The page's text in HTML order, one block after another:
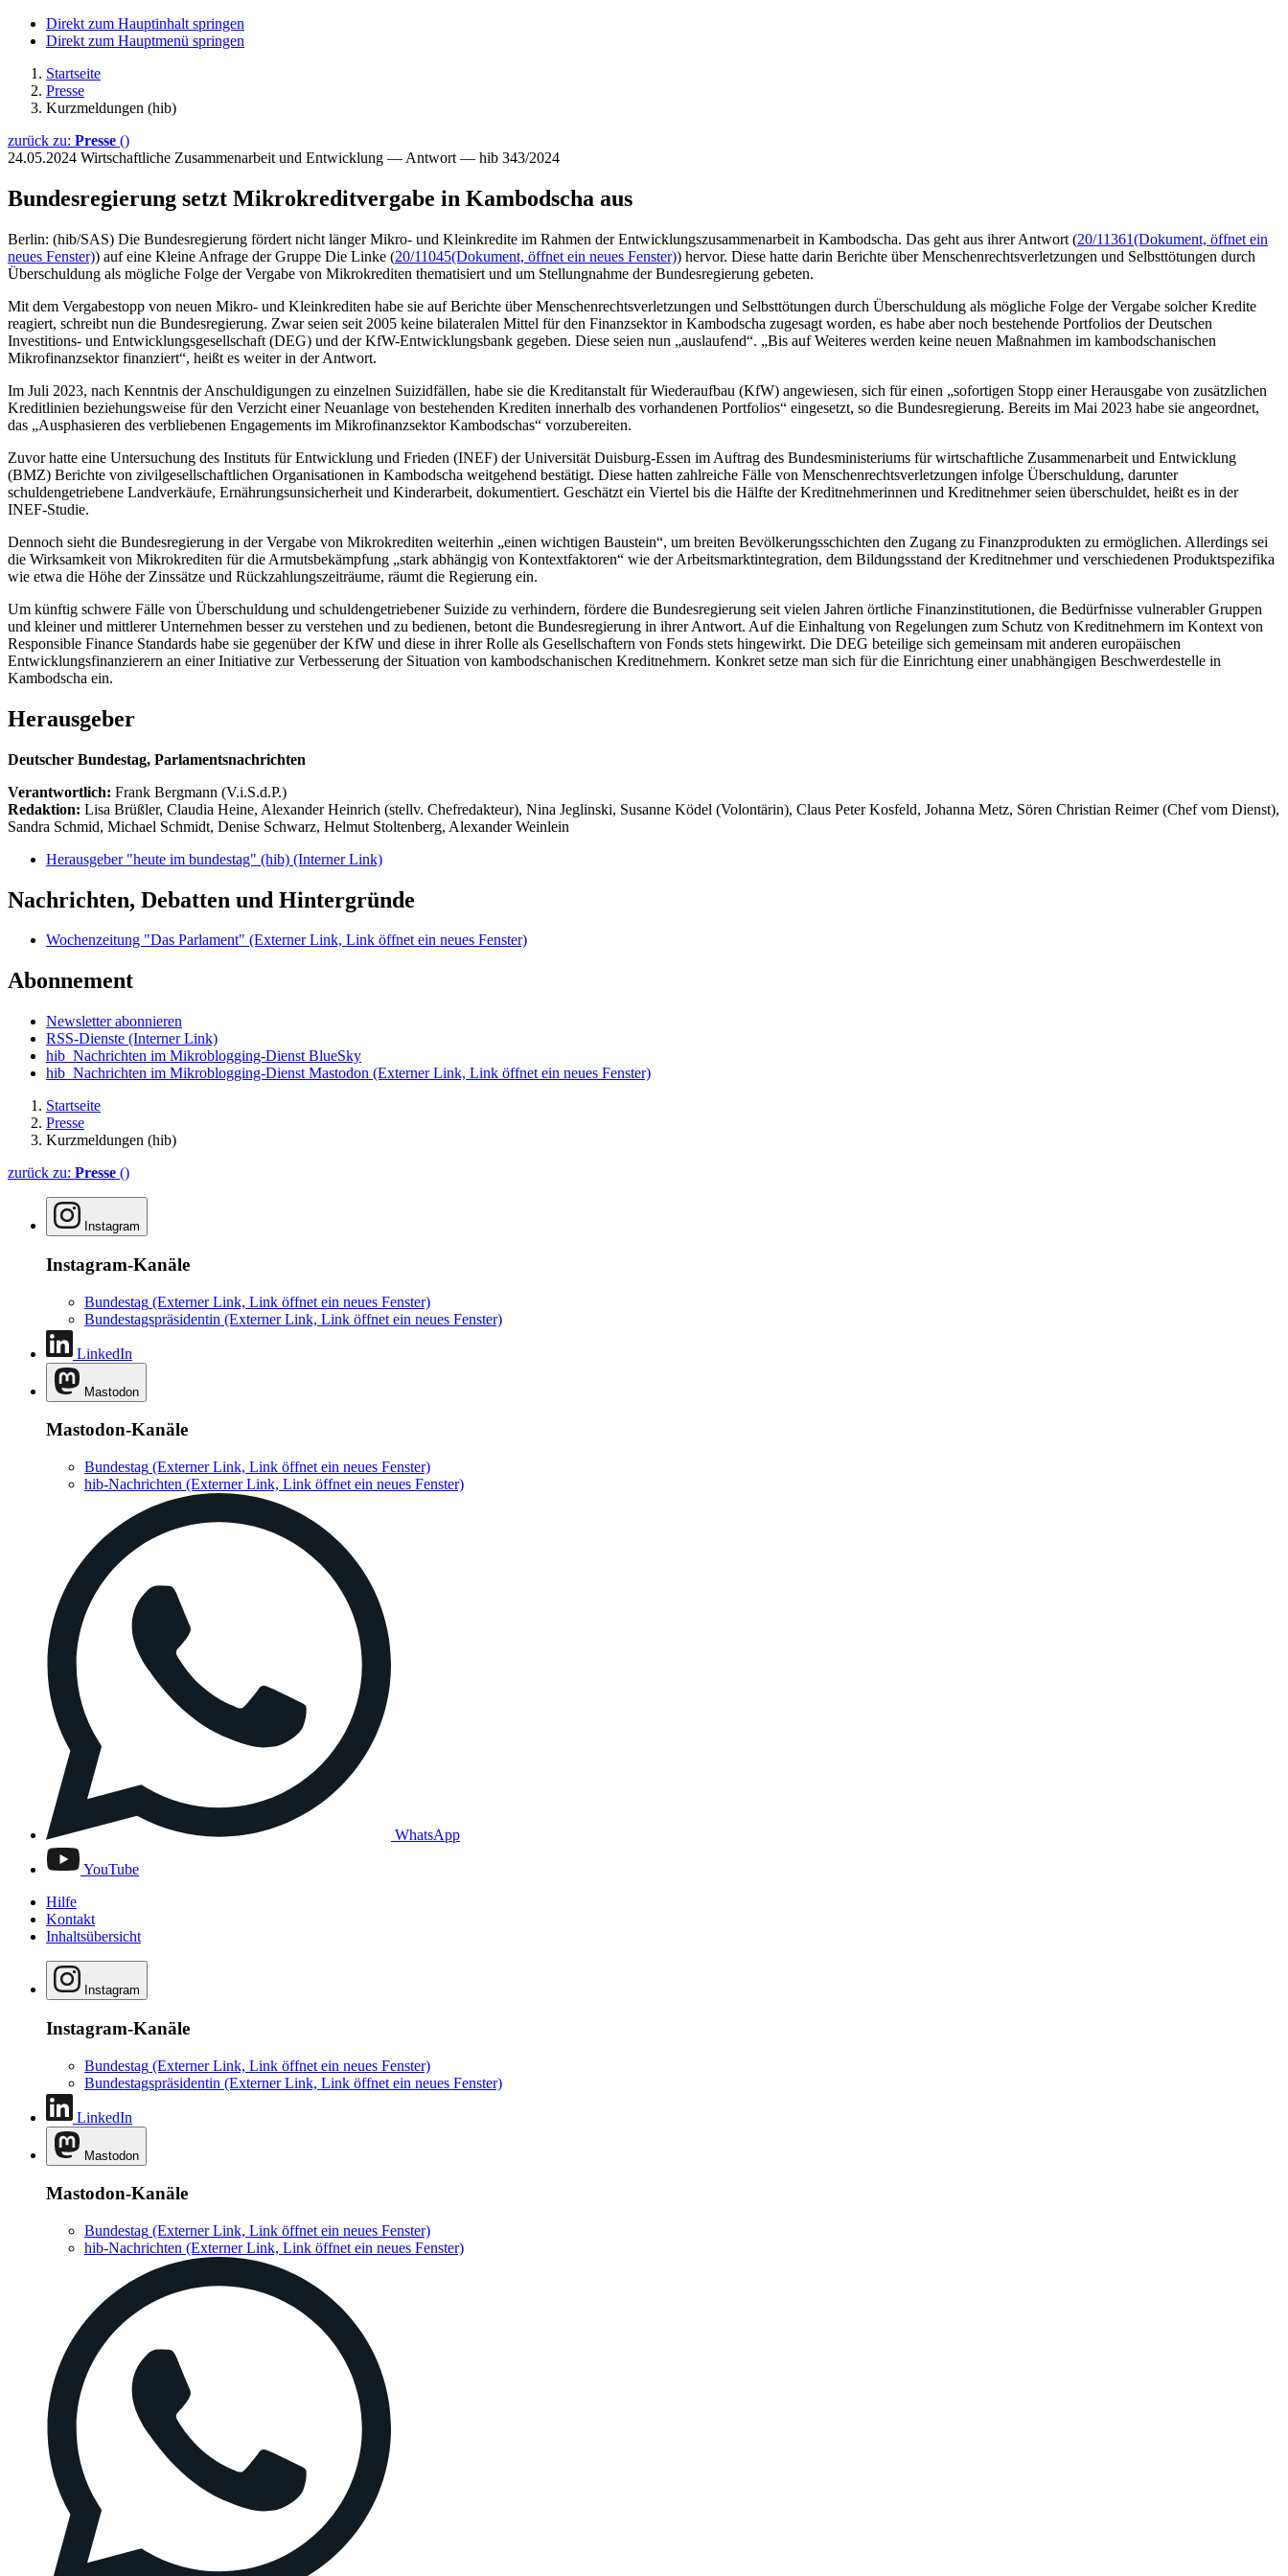
Direkt zum Hauptinhalt springen
Direkt zum Hauptmenü springen
Startseite
Presse
Kurzmeldungen (hib)
zurück zu: Presse ()
24.05.2024 Wirtschaftliche Zusammenarbeit und Entwicklung — Antwort — hib 343/2024
Bundesregierung setzt Mikrokreditvergabe in Kambodscha aus
Berlin: (hib/SAS) Die Bundesregierung fördert nicht länger Mikro- und Kleinkredite im Rahmen der Entwicklungszusammenarbeit in Kambodscha. Das geht aus ihrer Antwort (20/11361(Dokument, öffnet ein
neues Fenster)) auf eine Kleine Anfrage der Gruppe Die Linke (20/11045(Dokument, öffnet ein neues Fenster)) hervor. Diese hatte darin Berichte über Menschenrechtsverletzungen und Selbsttötungen durch
Überschuldung als mögliche Folge der Vergabe von Mikrokrediten thematisiert und um Stellungnahme der Bundesregierung gebeten.
Mit dem Vergabestopp von neuen Mikro- und Kleinkrediten habe sie auf Berichte über Menschenrechtsverletzungen und Selbsttötungen durch Überschuldung als mögliche Folge der Vergabe solcher Kredite
reagiert, schreibt nun die Bundesregierung. Zwar seien seit 2005 keine bilateralen Mittel für den Finanzsektor in Kambodscha zugesagt worden, es habe aber noch bestehende Portfolios der Deutschen
Investitions- und Entwicklungsgesellschaft (DEG) und der KfW-Entwicklungsbank gegeben. Diese seien nun „auslaufend“. „Bis auf Weiteres werden keine neuen Maßnahmen im kambodschanischen
Mikrofinanzsektor finanziert“, heißt es weiter in der Antwort.
Im Juli 2023, nach Kenntnis der Anschuldigungen zu einzelnen Suizidfällen, habe sie die Kreditanstalt für Wiederaufbau (KfW) angewiesen, sich für einen „sofortigen Stopp einer Herausgabe von zusätzlichen
Kreditlinien beziehungsweise für den Verzicht einer Neuanlage von bestehenden Krediten innerhalb des vorhandenen Portfolios“ eingesetzt, so die Bundesregierung. Bereits im Mai 2023 habe sie angeordnet,
das „Ausphasieren des verbliebenen Engagements im Mikrofinanzsektor Kambodschas“ vorzubereiten.
Zuvor hatte eine Untersuchung des Instituts für Entwicklung und Frieden (INEF) der Universität Duisburg-Essen im Auftrag des Bundesministeriums für wirtschaftliche Zusammenarbeit und Entwicklung
(BMZ) Berichte von zivilgesellschaftlichen Organisationen in Kambodscha weitgehend bestätigt. Diese hatten zahlreiche Fälle von Menschenrechtsverletzungen infolge Überschuldung, darunter
schuldengetriebene Landverkäufe, Ernährungsunsicherheit und Kinderarbeit, dokumentiert. Geschätzt ein Viertel bis die Hälfte der Kreditnehmerinnen und Kreditnehmer seien überschuldet, heißt es in der
INEF-Studie.
Dennoch sieht die Bundesregierung in der Vergabe von Mikrokrediten weiterhin „einen wichtigen Baustein“, um breiten Bevölkerungsschichten den Zugang zu Finanzprodukten zu ermöglichen. Allerdings sei
die Wirksamkeit von Mikrokrediten für die Armutsbekämpfung „stark abhängig von Kontextfaktoren“ wie der Arbeitsmarktintegration, dem Bildungsstand der Kreditnehmer und verschiedenen Produktspezifika
wie etwa die Höhe der Zinssätze und Rückzahlungszeiträume, räumt die Regierung ein.
Um künftig schwere Fälle von Überschuldung und schuldengetriebener Suizide zu verhindern, fördere die Bundesregierung seit vielen Jahren örtliche Finanzinstitutionen, die Bedürfnisse vulnerabler Gruppen
und kleiner und mittlerer Unternehmen besser zu verstehen und zu bedienen, betont die Bundesregierung in ihrer Antwort. Auf die Einhaltung von Regelungen zum Schutz von Kreditnehmern im Kontext von
Responsible Finance Standards habe sie gegenüber der KfW und diese in ihrer Rolle als Gesellschaftern von Fonds stets hingewirkt. Die DEG beteilige sich gemeinsam mit anderen europäischen
Entwicklungsfinanzierern an einer Initiative zur Verbesserung der Situation von kambodschanischen Kreditnehmern. Konkret setze man sich für die Einrichtung einer unabhängigen Beschwerdestelle in
Kambodscha ein.
Herausgeber
Deutscher Bundestag, Parlamentsnachrichten
Verantwortlich: Frank Bergmann (V.i.S.d.P.)
Redaktion: Lisa Brüßler, Claudia Heine, Alexander Heinrich (stellv. Chefredakteur), Nina Jeglinski, Susanne Ködel (Volontärin), Claus Peter Kosfeld, Johanna Metz, Sören Christian Reimer (Chef vom Dienst),
Sandra Schmid, Michael Schmidt, Denise Schwarz, Helmut Stoltenberg, Alexander Weinlein
Herausgeber "heute im bundestag" (hib) (Interner Link)
Nachrichten, Debatten und Hintergründe
Wochenzeitung "Das Parlament" (Externer Link, Link öffnet ein neues Fenster)
Abonnement
Newsletter abonnieren
RSS-Dienste (Interner Link)
hib_Nachrichten im Mikroblogging-Dienst BlueSky
hib_Nachrichten im Mikroblogging-Dienst Mastodon (Externer Link, Link öffnet ein neues Fenster)
Startseite
Presse
Kurzmeldungen (hib)
zurück zu: Presse ()
Instagram
Instagram-Kanäle
Bundestag (Externer Link, Link öffnet ein neues Fenster)
Bundestagspräsidentin (Externer Link, Link öffnet ein neues Fenster)
LinkedIn
Mastodon
Mastodon-Kanäle
Bundestag (Externer Link, Link öffnet ein neues Fenster)
hib-Nachrichten (Externer Link, Link öffnet ein neues Fenster)
WhatsApp
YouTube
Hilfe
Kontakt
Inhaltsübersicht
Instagram
Instagram-Kanäle
Bundestag (Externer Link, Link öffnet ein neues Fenster)
Bundestagspräsidentin (Externer Link, Link öffnet ein neues Fenster)
LinkedIn
Mastodon
Mastodon-Kanäle
Bundestag (Externer Link, Link öffnet ein neues Fenster)
hib-Nachrichten (Externer Link, Link öffnet ein neues Fenster)